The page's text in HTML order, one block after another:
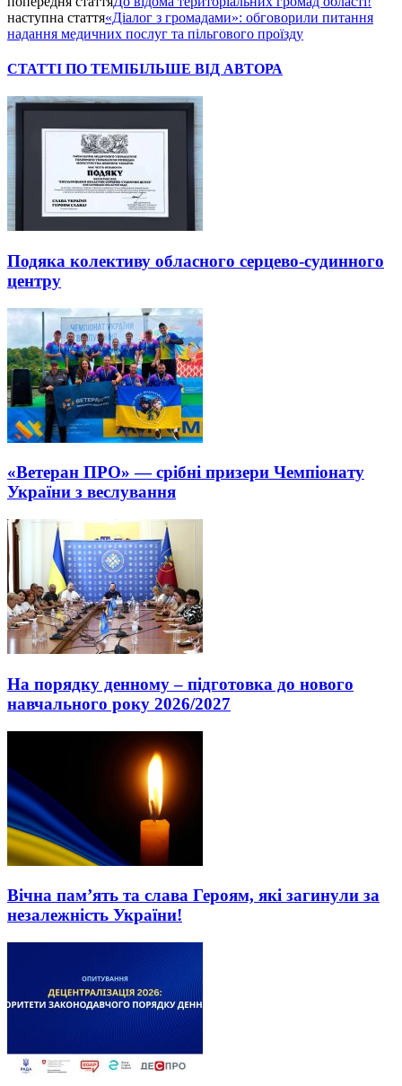
наступна стаття«Діалог з громадами»: обговорили питання
надання медичних послуг та пільгового проїзду
СТАТТІ ПО ТЕМІБІЛЬШЕ ВІД АВТОРА
Подяка колективу обласного серцево-судинного
центру
«Ветеран ПРО» — срібні призери Чемпіонату
України з веслування
На порядку денному – підготовка до нового
навчального року 2026/2027
Вічна пам’ять та слава Героям, які загинули за
незалежність України!